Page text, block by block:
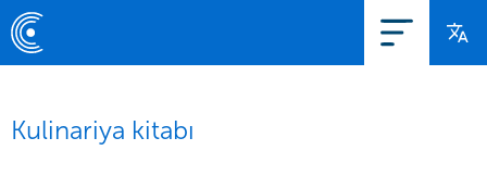
Kulinariya kitabı